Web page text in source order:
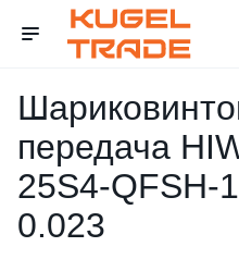
передача
25S4-QFSH-
0.023